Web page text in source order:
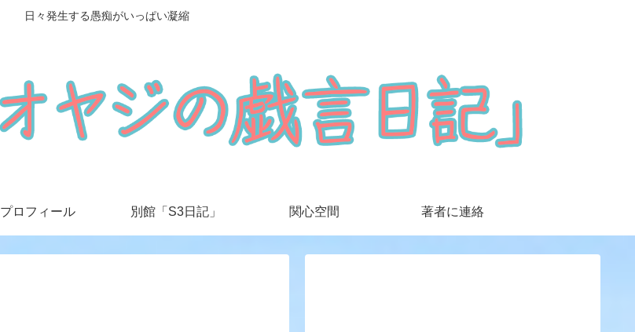
日々発生する愚痴がいっぱい凝縮
プロフィール 別館「S3日記」 関心空間 著者に連絡